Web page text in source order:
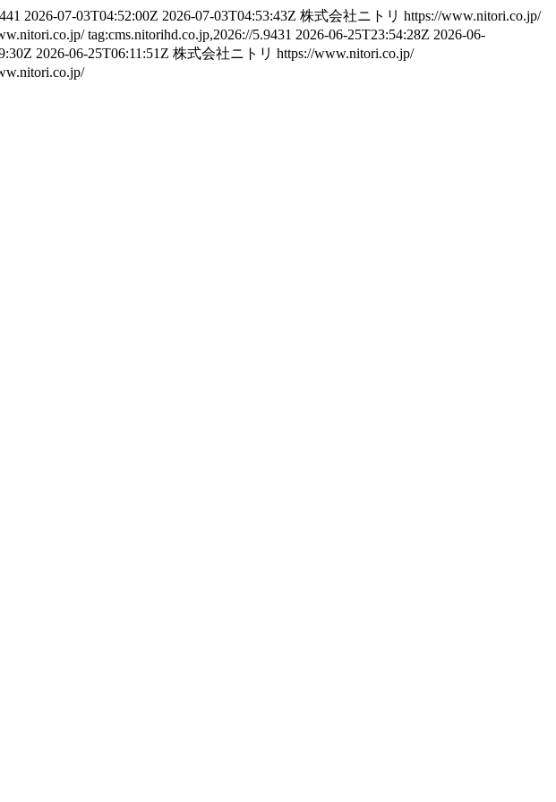
2026-07-03T04:52:00Z 2026-07-03T04:53:43Z 株式会社ニトリ https://www.nitori.co.jp/
tag:cms.nitorihd.co.jp,2026://5.9431 2026-06-25T23:54:28Z 2026-06-
2026-06-25T06:11:51Z 株式会社ニトリ https://www.nitori.co.jp/